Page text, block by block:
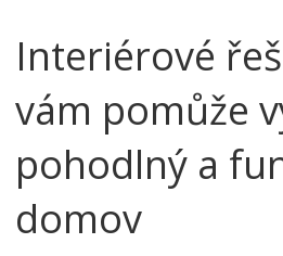
Interiérové
vám pomůže
pohodlný a
domov